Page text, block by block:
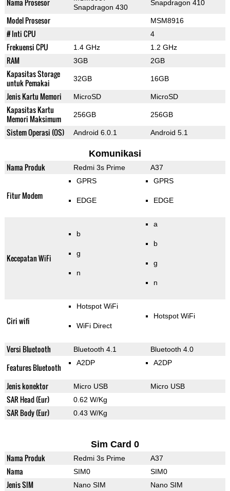
Nama Prosesor
Snapdragon 430
Snapdragon 410
Model Prosesor MSM8916
# Inti CPU 4
Frekuensi CPU 1.4 GHz 1.2 GHz
RAM 3GB 2GB
Kapasitas Storage
untuk Pemakai
32GB 16GB
Jenis Kartu Memori MicroSD MicroSD
Kapasitas Kartu
Memori Maksimum
256GB 256GB
Sistem Operasi (OS) Android 6.0.1 Android 5.1
Komunikasi
Nama Produk Redmi 3s Prime A37
Fitur Modem
GPRS
EDGE
GPRS
EDGE
Kecepatan WiFi
b
g
n
a
b
g
n
Ciri wifi
Hotspot WiFi
WiFi Direct
Hotspot WiFi
Versi Bluetooth Bluetooth 4.1 Bluetooth 4.0
Features Bluetooth A2DP A2DP
Jenis konektor Micro USB Micro USB
SAR Head (Eur) 0.62 W/Kg
SAR Body (Eur) 0.43 W/Kg
Sim Card 0
Nama Produk Redmi 3s Prime A37
Nama SIM0 SIM0
Jenis SIM Nano SIM Nano SIM